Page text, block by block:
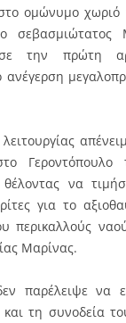
ομώνυμο χωριό
την πρώτη
ανέγερση
Γεροντόπουλο
θέλοντας να
για το
περικαλλούς
Μαρίνας.
παρέλειψε να
και τη συνοδεία